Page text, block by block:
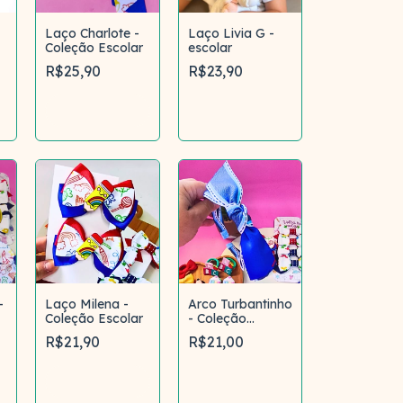
Laço Charlote -
Coleção Escolar
R$25,90
Laço Livia G -
escolar
R$23,90
Laço Milena -
Coleção Escolar
R$21,90
Arco Turbantinho
- Coleção
Escolar
R$21,00